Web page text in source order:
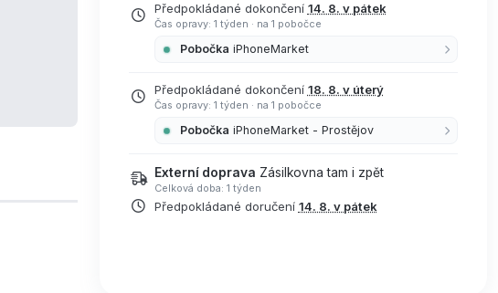
Předpokládané dokončení 14. 8. v pátek
Čas opravy: 1 týden · na 1 pobočce
Pobočka iPhoneMarket
Předpokládané dokončení 18. 8. v úterý
Čas opravy: 1 týden · na 1 pobočce
Pobočka iPhoneMarket - Prostějov
Externí doprava Zásilkovna tam i zpět
Celková doba: 1 týden
Předpokládané doručení 14. 8. v pátek